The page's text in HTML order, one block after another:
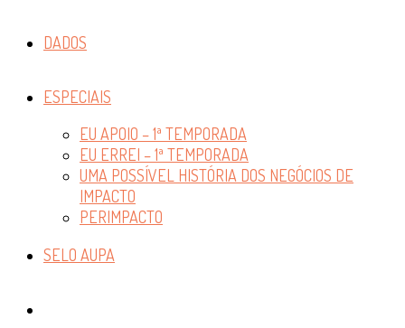
DADOS
ESPECIAIS
EU APOIO – 1ª TEMPORADA
EU ERREI – 1ª TEMPORADA
UMA POSSÍVEL HISTÓRIA DOS NEGÓCIOS DE
IMPACTO
PERIMPACTO
SELO AUPA